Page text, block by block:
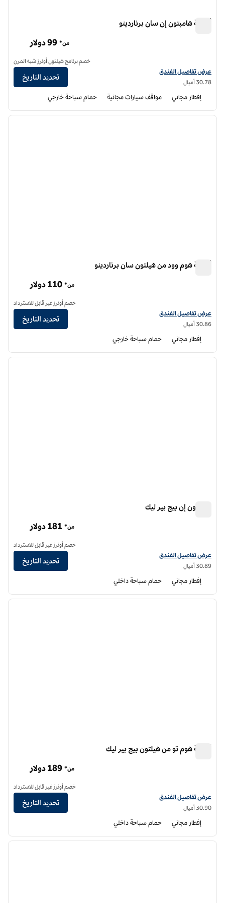
أجنحة هامبتون إن سان برناردينو
عرض تفاصيل الفندق لفندق أجنحة هامبتون إن سان برناردينو
عرض تفاصيل الفندق
30.78 أميال
من* 99 دولار
خصم برنامج هيلتون أونرز شبه المرن
تحديد التاريخ
إفطار مجاني مواقف سيارات مجانية حمام سباحة خارجي
1 من 12
الصورة
أجنحة هوم وود من هيلتون سان برناردينو
عرض تفاصيل الفندق أجنحة هوم وود من هيلتون سان برناردينو
عرض تفاصيل الفندق
30.86 أميال
من* 110 دولار
خصم أونرز غير قابل للاسترداد
تحديد التاريخ
إفطار مجاني حمام سباحة خارجي
1 من 12
الصورة
هامبتون إن بيج بير ليك
عرض تفاصيل الفندق لفندق هامبتون إن بيج بير ليك
عرض تفاصيل الفندق
30.89 أميال
من* 181 دولار
خصم أونرز غير قابل للاسترداد
تحديد التاريخ
إفطار مجاني حمام سباحة داخلي
1 من 12
الصورة
أجنحة هوم تو من هيلتون بيج بير ليك
عرض تفاصيل الفندق أجنحة هوم تو من هيلتون بيج بير ليك
عرض تفاصيل الفندق
30.90 أميال
من* 189 دولار
خصم أونرز غير قابل للاسترداد
تحديد التاريخ
إفطار مجاني حمام سباحة داخلي
1 من 12
الصورة